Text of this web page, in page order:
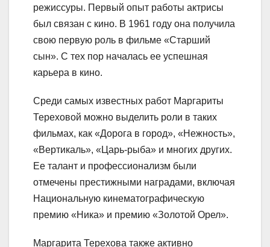
режиссуры. Первый опыт работы актрисы
был связан с кино. В 1961 году она получила
свою первую роль в фильме «Старший
сын». С тех пор началась ее успешная
карьера в кино.
Среди самых известных работ Маргариты
Тереховой можно выделить роли в таких
фильмах, как «Дорога в город», «Нежность»,
«Вертикаль», «Царь-рыба» и многих других.
Ее талант и профессионализм были
отмечены престижными наградами, включая
Национальную кинематографическую
премию «Ника» и премию «Золотой Орел».
Маргарита Терехова также активно